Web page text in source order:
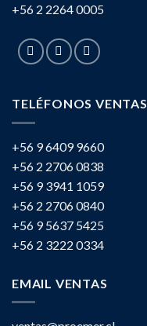
+56 2 2264 0005
TELÉFONOS VENTAS
+56 9 6409 9660
+56 2 2706 0838
+56 9 3941 1059
+56 2 2706 0840
+56 9 5637 5425
+56 2 3222 0334
EMAIL VENTAS